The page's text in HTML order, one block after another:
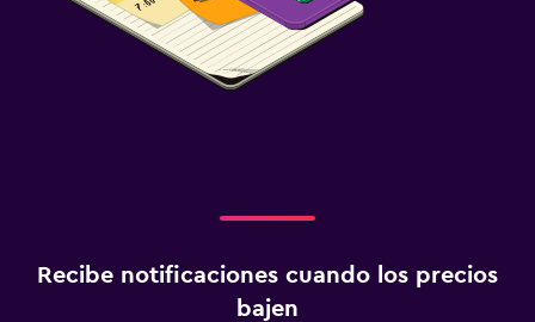
Equipo infantil para zona de juegos al aire libre
Servicios de cuidado de niños (con cargos)
Estacionamiento y transporte
Servicio de traslado (cargo adicional)
Recibe notificaciones cuando los precios
bajen